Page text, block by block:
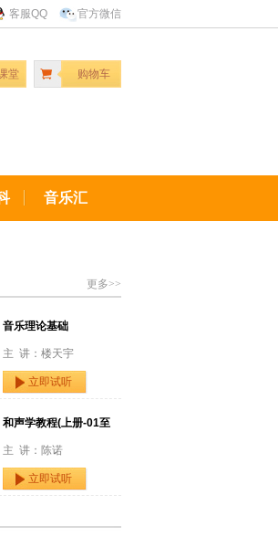
客服QQ 官方微信
堂 购物车
音乐汇
更多>>
音乐理论基础
主 讲：楼天宇
立即试听
和声学教程(上册-01至
主 讲：陈诺
立即试听